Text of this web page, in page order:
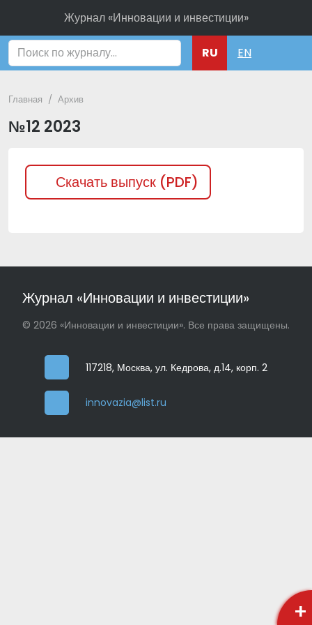
Журнал «Инновации и инвестиции»
RU EN
Главная Архив
№12 2023
Скачать выпуск (PDF)
Журнал «Инновации и инвестиции»
© 2026 «Инновации и инвестиции». Все права защищены.
117218, Москва, ул. Кедрова, д.14, корп. 2
innovazia@list.ru
+